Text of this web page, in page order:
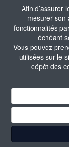
Afin d’assurer
mesurer son
fonctionnalités
échéant
Vous pouvez
utilisées sur le
dépôt des